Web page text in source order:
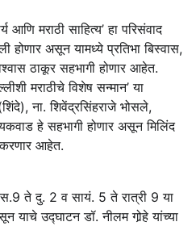
मराठी साहित्य’ हा परिसंवाद
होणार असून यामध्ये प्रतिभा बिस्वास,
ठाकूर सहभागी होणार आहेत.
मराठीचे विशेष सन्मान’ या
ना. शिवेंद्रसिंहराजे भोसले,
हे सहभागी होणार असून मिलिंद
आहेत.
स.9 ते दु. 2 व सायं. 5 ते रात्री 9 या
उद्घाटन डॉ. नीलम गोर्‍हे यांच्या